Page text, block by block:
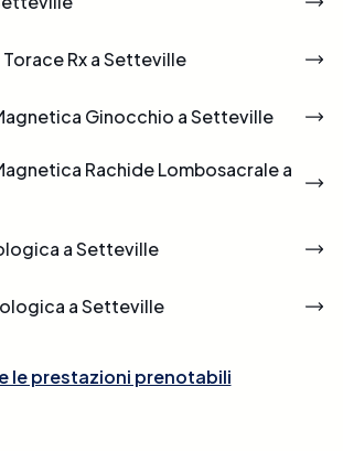
Rx a Setteville
Ginocchio a Setteville
Rachide Lombosacrale a
a Setteville
a Setteville
le prestazioni prenotabili